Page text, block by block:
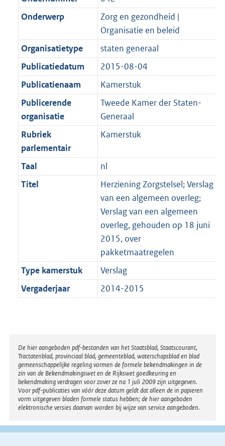
Onderwerp
Zorg en gezondheid |
Organisatie en beleid
Organisatietype
staten generaal
Publicatiedatum
2015-08-04
Publicatienaam
Kamerstuk
Publicerende
organisatie
Tweede Kamer der Staten-
Generaal
Rubriek
parlementair
Kamerstuk
Taal
nl
Titel
Herziening Zorgstelsel; Verslag
van een algemeen overleg;
Verslag van een algemeen
overleg, gehouden op 18 juni
2015, over
pakketmaatregelen
Type kamerstuk
Verslag
Vergaderjaar
2014-2015
Disclaimer
De hier aangeboden pdf-bestanden van het Staatsblad, Staatscourant,
Tractatenblad, provinciaal blad, gemeenteblad, waterschapsblad en blad
gemeenschappelijke regeling vormen de formele bekendmakingen in de
zin van de Bekendmakingswet en de Rijkswet goedkeuring en
bekendmaking verdragen voor zover ze na 1 juli 2009 zijn uitgegeven.
Voor pdf-publicaties van vóór deze datum geldt dat alleen de in papieren
vorm uitgegeven bladen formele status hebben; de hier aangeboden
elektronische versies daarvan worden bij wijze van service aangeboden.